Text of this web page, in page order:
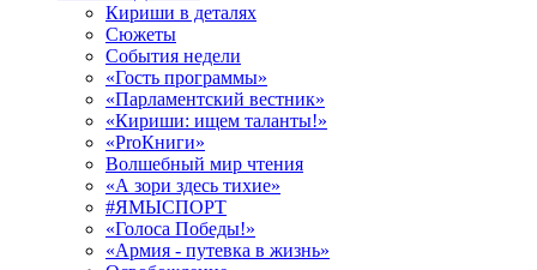
Кириши в деталях
Сюжеты
События недели
«Гость программы»
«Парламентский вестник»
«Кириши: ищем таланты!»
«ProКниги»
Волшебный мир чтения
«А зори здесь тихие»
#ЯМЫСПОРТ
«Голоса Победы!»
«Армия - путевка в жизнь»